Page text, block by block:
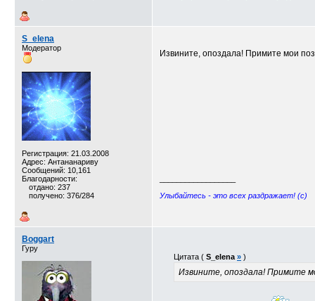
S_elena
Модератор
Регистрация: 21.03.2008
Адрес: Антананариву
Сообщений: 10,161
Благодарности:
отдано: 237
получено: 376/284
Извините, опоздала! Примите мои
Улыбайтесь - это всех раздражает! (c)
Boggart
Гуру
Цитата ( S_elena » )
Извините, опоздала! Примите